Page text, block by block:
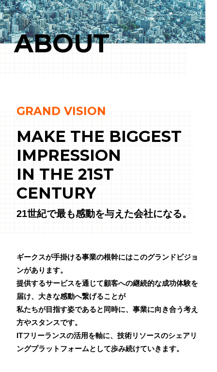
ABOUT
GRAND VISION
MAKE THE BIGGEST
IMPRESSION
IN THE 21ST
CENTURY
21世紀で最も感動を与えた会社になる。
ギークスが手掛ける事業の根幹にはこのグランドビジョ
ンがあります。
提供するサービスを通じて顧客への継続的な成功体験を
届け、大きな感動へ繋げることが
私たちが目指す姿であると同時に、事業に向き合う考え
方やスタンスです。
ITフリーランスの活用を軸に、技術リソースのシェアリ
ングプラットフォームとして歩み続けていきます。